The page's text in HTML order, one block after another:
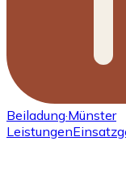
Beiladung·Münster
Leistungen